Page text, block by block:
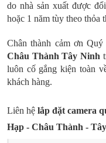
do nhà sản xuất được
hoặc 1 năm tùy theo thỏa
Chân thành cảm ơn
Châu Thành Tây Ninh
luôn cố gắng kiện toàn
khách hàng.
Liên hệlắp đặt camera
Hạp - Châu Thành -